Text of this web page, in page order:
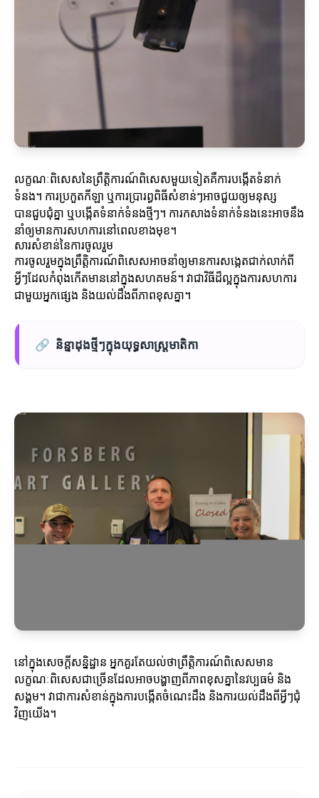
លក្ខណៈពិសេសនៃព្រឹត្តិការណ៍ពិសេសមួយទៀតគឺការបង្កើតទំនាក់
ទំនង។ ការប្រកួតកីឡា ឬការប្រារព្ធពិធីសំខាន់ៗអាចជួយឲ្យមនុស្ស
បានជួបជុំគ្នា ឬបង្កើតទំនាក់ទំនងថ្មីៗ។ ការកសាងទំនាក់ទំនងនេះអាចនឹង
នាំឲ្យមានការសហការនៅពេលខាងមុខ។
សារសំខាន់នៃការចូលរួម
ការចូលរួមក្នុងព្រឹត្តិការណ៍ពិសេសអាចនាំឲ្យមានការសង្កេតជាក់លាក់ពី
អ្វីៗដែលកំពុងកើតមាននៅក្នុងសហគមន៍។ វាជាវិធីដ៏ល្អក្នុងការសហការ
ជាមួយអ្នកផ្សេង និងយល់ដឹងពីភាពខុសគ្នា។
🔗 និន្នាដុងថ្មីៗក្នុងយុទ្ធសាស្ត្រមាតិកា
នៅក្នុងសេចក្តីសន្និដ្ឋាន អ្នកគួរតែយល់ថាព្រឹត្តិការណ៍ពិសេសមាន
លក្ខណៈពិសេសជាច្រើនដែលអាចបង្ហាញពីភាពខុសគ្នានៃវប្បធម៌ និង
សង្គម។ វាជាការសំខាន់ក្នុងការបង្កើតចំណេះដឹង និងការយល់ដឹងពីអ្វីៗជុំ
វិញយើង។